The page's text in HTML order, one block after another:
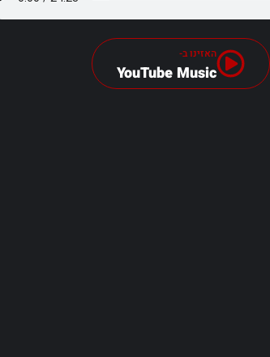
האזינו ב-
YouTube Music